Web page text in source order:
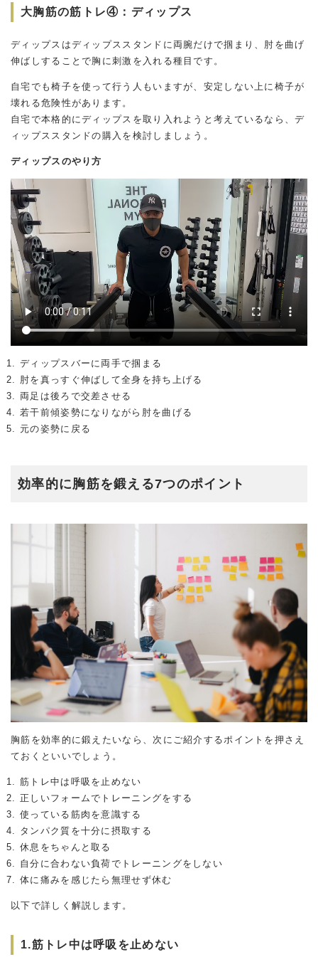
大胸筋の筋トレ④：ディップス
ディップスはディップススタンドに両腕だけで掴まり、肘を曲げ
伸ばしすることで胸に刺激を入れる種目です。
自宅でも椅子を使って行う人もいますが、安定しない上に椅子が
壊れる危険性があります。
自宅で本格的にディップスを取り入れようと考えているなら、デ
ィップススタンドの購入を検討しましょう。
ディップスのやり方
ディップスバーに両手で掴まる
肘を真っすぐ伸ばして全身を持ち上げる
両足は後ろで交差させる
若干前傾姿勢になりながら肘を曲げる
元の姿勢に戻る
効率的に胸筋を鍛える7つのポイント
胸筋を効率的に鍛えたいなら、次にご紹介するポイントを押さえ
ておくといいでしょう。
筋トレ中は呼吸を止めない
正しいフォームでトレーニングをする
使っている筋肉を意識する
タンパク質を十分に摂取する
休息をちゃんと取る
自分に合わない負荷でトレーニングをしない
体に痛みを感じたら無理せず休む
以下で詳しく解説します。
1.筋トレ中は呼吸を止めない